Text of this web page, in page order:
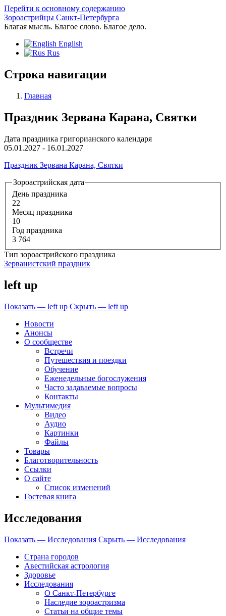
Перейти к основному содержанию
Зороастрийцы Санкт-Петербурга
Благая мысль. Благое слово. Благое дело.
English
Rus
Строка навигации
Главная
Праздник Зервана Карана, Святки
Дата праздника григорианского календаря
05.01.2027 - 16.01.2027
Праздник Зервана Карана, Святки
Зороастрийская дата
День праздника
22
Месяц праздника
10
Год праздника
3 764
Тип зороастрийского праздника
Зерванистский праздник
left up
Показать — left up Скрыть — left up
Новости
Анонсы
О сообществе
Встречи
Путешествия и поездки
Обучение
Еженедельные богослужения
Часто задаваемые вопросы
Контакты
Мультимедия
Видео
Аудио
Картинки
Файлы
Товары
Благотворительность
Ссылки
О сайте
Список изменений
Гостевая книга
Исследования
Показать — Исследования Скрыть — Исследования
Страна городов
Авестийская астрология
Здоровье
Исследования
О Санкт-Петербурге
Наследие зороастризма
Cтатьи на общие темы